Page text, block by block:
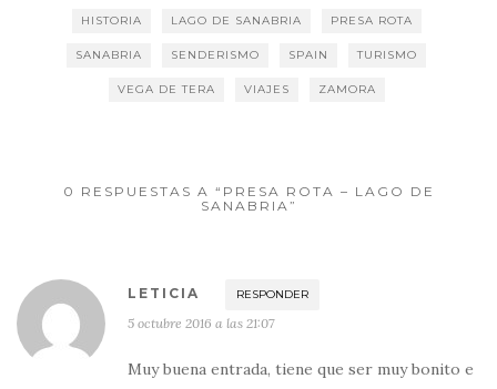
HISTORIA LAGO DE SANABRIA PRESA ROTA
SANABRIA SENDERISMO SPAIN TURISMO
VEGA DE TERA VIAJES ZAMORA
0 RESPUESTAS A “PRESA ROTA – LAGO DE
SANABRIA”
LETICIA RESPONDER
5 octubre 2016 a las 21:07
Muy buena entrada, tiene que ser muy bonito e